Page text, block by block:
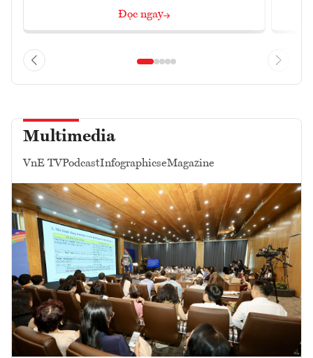
Đọc ngay
Multimedia
VnE TVPodcastInfographicseMagazine